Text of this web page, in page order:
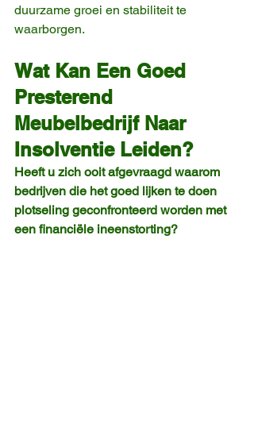
duurzame groei en stabiliteit te
waarborgen.
Wat Kan Een Goed
Presterend
Meubelbedrijf Naar
Insolventie Leiden?
Heeft u zich ooit afgevraagd waarom
bedrijven die het goed lijken te doen
plotseling geconfronteerd worden met
een financiële ineenstorting?